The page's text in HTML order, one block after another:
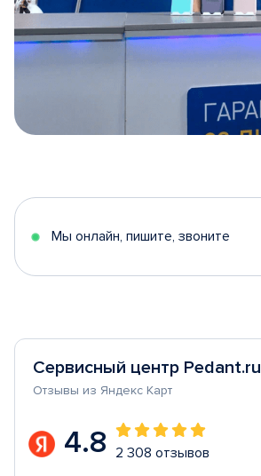
5
Мы онлайн, пишите, звоните
Сервисный центр Pedant.ru
Отзывы из Яндекс Карт
4.8 2 308 отзывов